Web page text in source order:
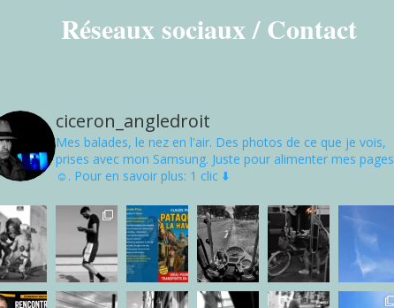
Réseaux sociaux / Contact
ciceron_angledroit
Mes balades, le nez en l'air. Des photos de ce que je vois,
prises avec mon Samsung. Juste pour alimenter mes pages
☺. Pour en savoir plus: 1 clic ⬇️